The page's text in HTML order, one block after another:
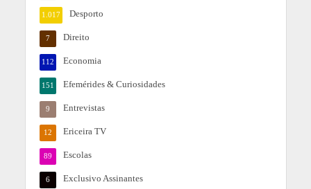
Desporto
1.017
Direito
7
Economia
112
Efemérides & Curiosidades
151
Entrevistas
9
Ericeira TV
12
Escolas
89
Exclusivo Assinantes
6